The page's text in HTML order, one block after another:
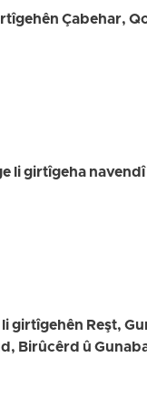
Çabehar,
li girtîgeha
girtîgehên Reşt,
Birûcêrd û